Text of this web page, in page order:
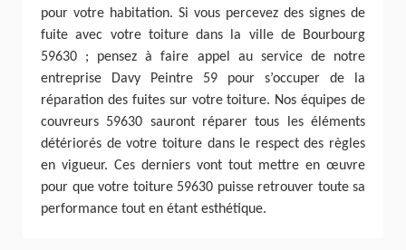
pour votre habitation. Si vous percevez des signes de
fuite avec votre toiture dans la ville de Bourbourg
59630 ; pensez à faire appel au service de notre
entreprise Davy Peintre 59 pour s’occuper de la
réparation des fuites sur votre toiture. Nos équipes de
couvreurs 59630 sauront réparer tous les éléments
détériorés de votre toiture dans le respect des règles
en vigueur. Ces derniers vont tout mettre en œuvre
pour que votre toiture 59630 puisse retrouver toute sa
performance tout en étant esthétique.